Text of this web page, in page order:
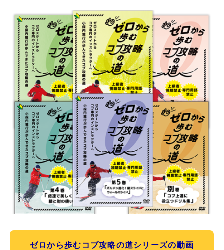
ゼロから歩むコブ攻略の道シリーズの動画